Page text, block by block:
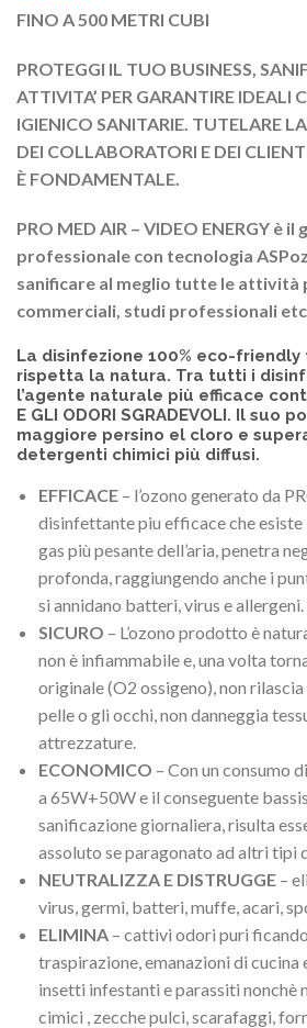
FINO A 500 METRI CUBI
PROTEGGI IL TUO BUSINESS,
ATTIVITA’ PER GARANTIRE IDEALI
IGIENICO SANITARIE. TUTELARE
DEI COLLABORATORI E DEI
È FONDAMENTALE.
PRO MED AIR – VIDEO ENERGY è
professionale con tecnologia
sanificare al meglio tutte le
commerciali, studi professionali
La disinfezione 100% eco-
rispetta la natura. Tra tutti i
l’agente naturale più efficace
E GLI ODORI SGRADEVOLI. Il suo
maggiore persino el cloro e
detergenti chimici più diffusi.
EFFICACE – l’ozono generato da
disinfettante piu efficace che esiste
gas più pesante dell’aria, penetra
profonda, raggiungendo anche i
si annidano batteri, virus e allergeni.
SICURO – L’ozono prodotto è
non è infiammabile e, una volta
originale (O2 ossigeno), non
pelle o gli occhi, non danneggia
attrezzature.
ECONOMICO – Con un consumo
a 65W+50W e il conseguente
sanificazione giornaliera, risulta
assoluto se paragonato ad altri tipi
NEUTRALIZZA E DISTRUGGE –
virus, germi, batteri, muffe, acari,
ELIMINA – cattivi odori puri
traspirazione, emanazioni di cucina
insetti infestanti e parassiti nonchè
cimici , zecche pulci, scarafaggi,